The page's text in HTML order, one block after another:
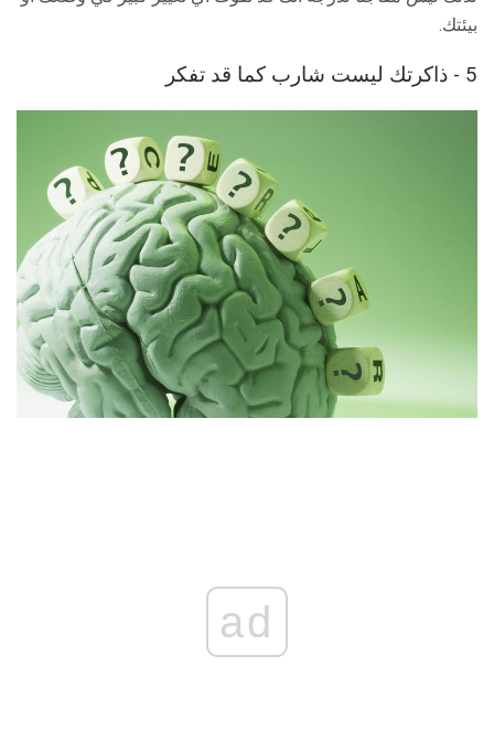
بيئتك.
5 - ذاكرتك ليست شارب كما قد تفكر
ad